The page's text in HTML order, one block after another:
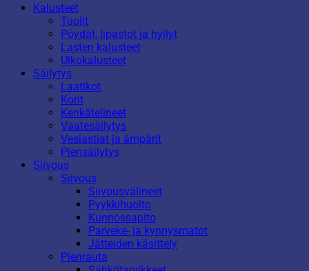
Kalusteet
Tuolit
Pöydät, lipastot ja hyllyt
Lasten kalusteet
Ulkokalusteet
Säilytys
Laatikot
Korit
Kenkätelineet
Vaatesäilytys
Vesiastiat ja ämpärit
Piensäilytys
Siivous
Siivous
Siivousvälineet
Pyykkihuolto
Kunnossapito
Parveke- ja kynnysmatot
Jätteiden käsittely
Pienrauta